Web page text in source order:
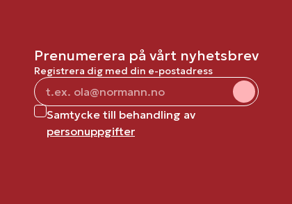
Prenumerera på vårt nyhetsbrev
Registrera dig med din e-postadress
Samtycke till behandling av
personuppgifter